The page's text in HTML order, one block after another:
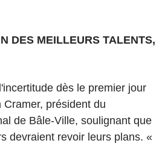
DES MEILLEURS TALENTS,
dès le premier jour
président du
de Bâle-Ville, soulignant que
devraient revoir leurs plans. «